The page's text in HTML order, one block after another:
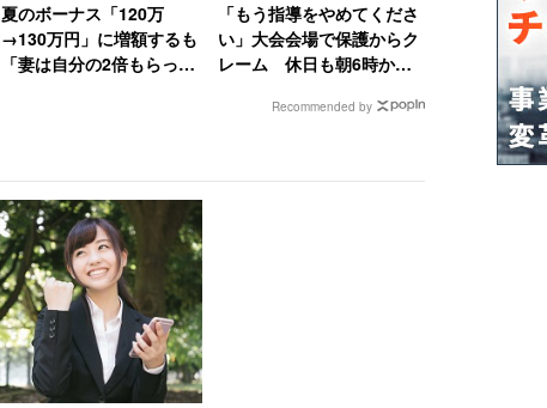
夏のボーナス「120万
→130万円」に増額するも
「妻は自分の2倍もらって
「もう指導をやめてくださ
い」大会会場で保護からク
レーム 休日も朝6時から
者が思うことRecommended by